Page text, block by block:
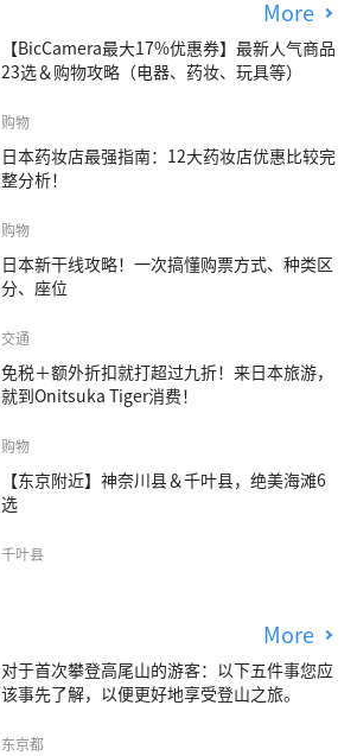
More
【BicCamera最大17%优惠券】最新人气商品
23选＆购物攻略（电器、药妆、玩具等）
购物
日本药妆店最强指南：12大药妆店优惠比较完
整分析！
购物
日本新干线攻略！一次搞懂购票方式、种类区
分、座位
交通
免税＋额外折扣就打超过九折！来日本旅游，
就到Onitsuka Tiger消费！
购物
【东京附近】神奈川县＆千叶县，绝美海滩6
选
千叶县
More
对于首次攀登高尾山的游客：以下五件事您应
该事先了解，以便更好地享受登山之旅。
东京都